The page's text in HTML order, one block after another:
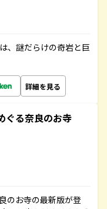
、謎だらけの奇岩と巨
詳細を見る
る奈良のお寺
のお寺の最新版が登